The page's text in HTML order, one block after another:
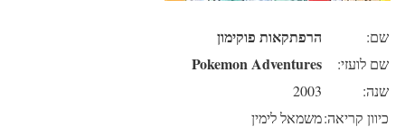
שם: הרפתקאות פוקימון
שם לועזי: Pokemon Adventures
שנה:
2003
כיוון קריאה:משמאל לימין